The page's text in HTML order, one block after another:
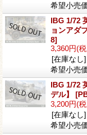
希望小売
IBG 1/72
ョンアダ
8]
3,360円(
[在庫なし]
希望小売
IBG 1/72
デル】
3,200円(
[在庫なし]
希望小売